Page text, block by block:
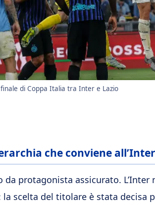
di Coppa Italia tra Inter e Lazio
che conviene all’Inter
da protagonista assicurato.
scelta del titolare è stata decisa